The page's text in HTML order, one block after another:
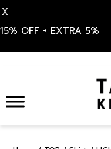
X
15% OFF + EXTRA 5%
content